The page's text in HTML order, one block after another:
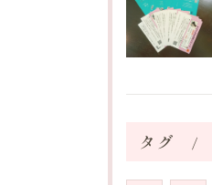
タグ